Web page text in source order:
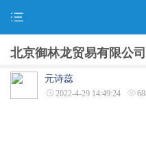
北京御林龙贸易有限公司
元诗蕊
2022-4-29 14:49:24